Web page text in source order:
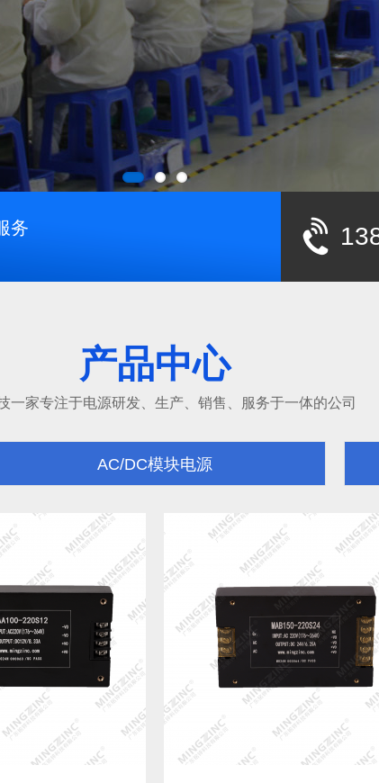
务
产品中心
一家专注于电源研发、生产、销售、服务于一体的公司
AC/DC模块电源